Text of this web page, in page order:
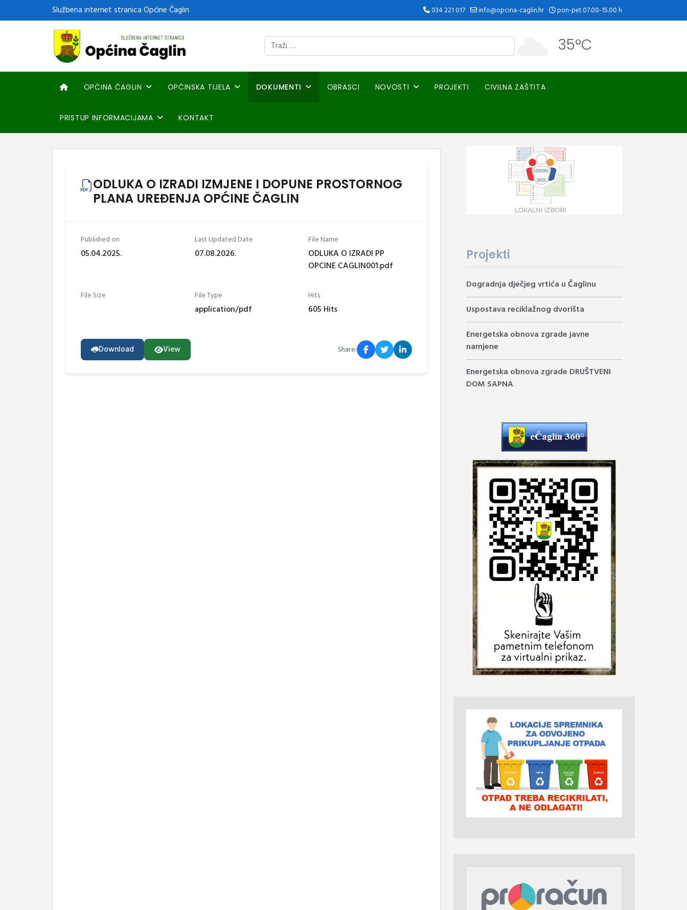
Službena internet stranica Općine Čaglin 034 221 017 info@opcina-caglin.hr pon-pet 07.00-15.00 h
35°C
OPĆINA ČAGLIN OPĆINSKA TIJELA DOKUMENTI OBRASCI NOVOSTI PROJEKTI CIVILNA ZAŠTITA
PRISTUP INFORMACIJAMA KONTAKT
ODLUKA O IZRADI IZMJENE I DOPUNE PROSTORNOG
PLANA UREĐENJA OPĆINE ČAGLIN
Published on
05.04.2025.
Last Updated Date
07.08.2026.
File Name
ODLUKA O IZRADI PP
OPCINE CAGLIN001.pdf
File Size File Type
application/pdf
Hits
605 Hits
Download View Share:
Projekti
Dogradnja dječjeg vrtića u Čaglinu
Uspostava reciklažnog dvorišta
Energetska obnova zgrade javne
namjene
Energetska obnova zgrade DRUŠTVENI
DOM SAPNA